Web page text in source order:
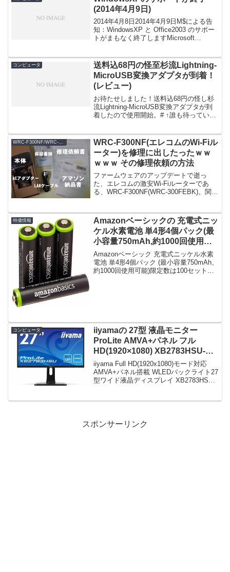
(2014年4月9日)
2014年4月8日2014年4月9日M$による告
知：WindowsXP と Office2003 のサポー
トがまもなく終了しますMicrosoft
コンピュータ
送料込68円の怪至杉流Lightning-
MicroUSB変換アダプタが到着！
(レビュー)
お待たせしました！送料込68円の怪し杉
流Lightning-MicroUSB変換アダプタが到
着したので使用開始。# ↑誰も待っていな
は遅かった。メ...
WRC-F300NF(エレコムのWi-Fiル
ーター)を修理に出したったｗｗ
ｗｗｗ その修理依頼の方法
ファームウェアのアップデートで逝っ
た、エレコムの激安Wi-Fiルーターであ
る、WRC-F300NF(WRC-300FEBK)。関
ｗｗｗｗｗｗｗｗｗｗ...
特価情報
Amazonベーシックの 充電式ニッ
ケル水素電池 単4形4個パック(最
小容量750mAh,約1000回使用可
能) HR-4UTG-AMZN(4P) がタイ
ムセールで598円！
Amazonベーシック 充電式ニッケル水素
電池 単4形4個パック (最小容量750mAh、
約1000回使用可能)限定数は100セット。
コンピュータ
iiyamaの 27型 液晶モニター
ProLite AMVA+パネル フル
HD(1920×1080) XB2783HSU-B1
がタイムセールで24,980円！
iiyama Full HD(1920x1080)モード対応
AMVA+パネル搭載 WLEDバックライト27
型ワイド液晶ディスプレイ XB2783HSU-
スポンサーリンク